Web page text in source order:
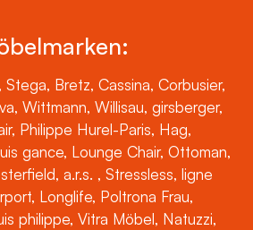
Bretz, Cassina, Corbusier,
Wittmann, Willisau, girsberger,
Philippe Hurel-Paris, Hag,
gance, Lounge Chair, Ottoman,
a.r.s. , Stressless, ligne
Longlife, Poltrona Frau,
philippe, Vitra Möbel, Natuzzi,